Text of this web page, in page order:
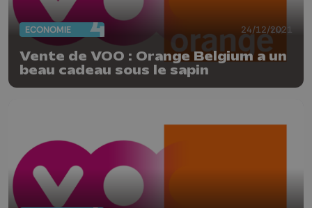
ECONOMIE 24/12/2021
Vente de VOO : Orange Belgium a un
beau cadeau sous le sapin